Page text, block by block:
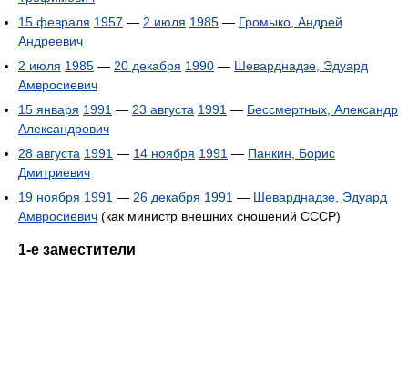
15 февраля 1957 — 2 июля 1985 — Громыко, Андрей
Андреевич
2 июля 1985 — 20 декабря 1990 — Шеварднадзе, Эдуард
Амвросиевич
15 января 1991 — 23 августа 1991 — Бессмертных, Александр
Александрович
28 августа 1991 — 14 ноября 1991 — Панкин, Борис
Дмитриевич
19 ноября 1991 — 26 декабря 1991 — Шеварднадзе, Эдуард
Амвросиевич (как министр внешних сношений СССР)
1-е заместители